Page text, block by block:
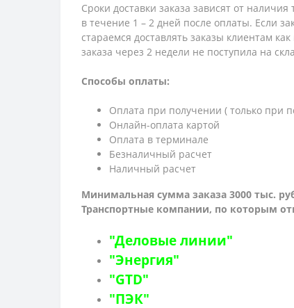
Сроки доставки заказа зависят от
в течение 1 – 2 дней после оплаты. Если
стараемся доставлять заказы клиентам
заказа через 2 недели не поступила на
Способы оплаты:
Оплата при получении ( только при
Онлайн-оплата картой
Оплата в терминале
Безналичный расчет
Наличный расчет
Минимальная сумма заказа 3000 тыс.
Транспортные компании, по которым о
"Деловые линии"
"Энергия"
"GTD"
"ПЭК"